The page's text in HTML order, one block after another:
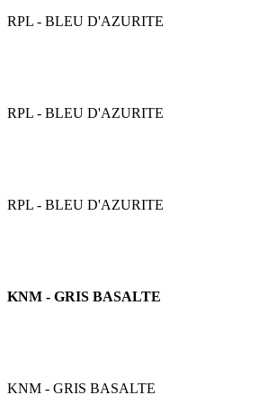
RPL - BLEU D'AZURITE
RPL - BLEU D'AZURITE
RPL - BLEU D'AZURITE
KNM - GRIS BASALTE
KNM - GRIS BASALTE